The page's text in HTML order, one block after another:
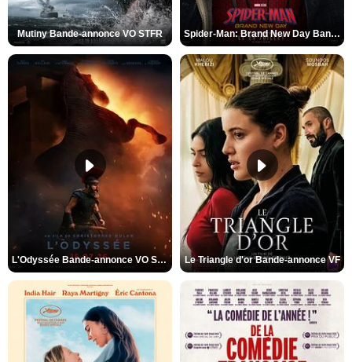
Mutiny Bande-annonce VO STFR Spider-Man: Brand New Day Bande-annonce VO STFR
L'Odyssée Bande-annonce VO STFR Le Triangle d'or Bande-annonce VF